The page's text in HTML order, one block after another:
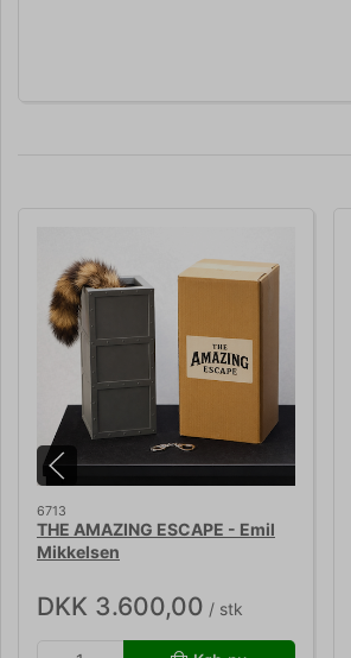
6713
THE AMAZING ESCAPE - Emil
Mikkelsen
DKK 3.600,00 / stk